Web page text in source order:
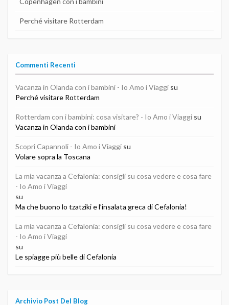
Perché visitare Rotterdam
Commenti Recenti
Vacanza in Olanda con i bambini - Io Amo i Viaggi su
Perché visitare Rotterdam
Rotterdam con i bambini: cosa visitare? - Io Amo i Viaggi su
Vacanza in Olanda con i bambini
Scopri Capannoli - Io Amo i Viaggi su
Volare sopra la Toscana
La mia vacanza a Cefalonia: consigli su cosa vedere e cosa fare
- Io Amo i Viaggi
su
Ma che buono lo tzatziki e l’insalata greca di Cefalonia!
La mia vacanza a Cefalonia: consigli su cosa vedere e cosa fare
- Io Amo i Viaggi
su
Le spiagge più belle di Cefalonia
Archivio Post Del Blog